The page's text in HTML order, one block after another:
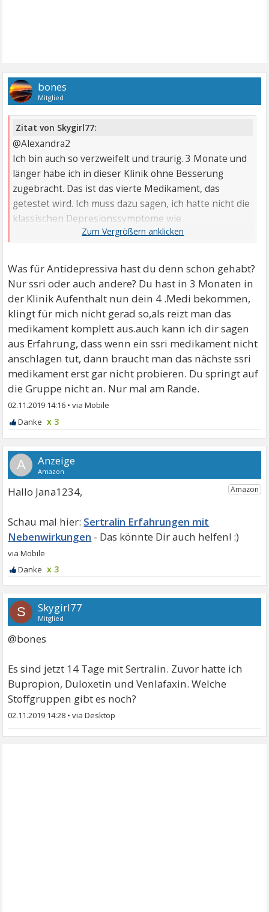
bones
Mitglied
Zitat von Skygirl77:
@Alexandra2
Ich bin auch so verzweifelt und traurig. 3 Monate und
länger habe ich in dieser Klinik ohne Besserung
zugebracht. Das ist das vierte Medikament, das
getestet wird. Ich muss dazu sagen, ich hatte nicht die
klassischen Depresionssymptome wie
Niedergeschlagenheit. Ich war einfach nur wahnsinnig
geht einfach nicht vorwärts. Der Leidensdruck ist
enorm.
Ich hoffe so sehr, dass dieses Gefühl des Neben sich
stehens endlich verschwindet. Empfinde das als so
belastend.
Lg Skygirl
Was für Antidepressiva hast du denn schon gehabt?
Nur ssri oder auch andere? Du hast in 3 Monaten in
der Klinik Aufenthalt nun dein 4 .Medi bekommen,
klingt für mich nicht gerad so,als reizt man das
medikament komplett aus.auch kann ich dir sagen
aus Erfahrung, dass wenn ein ssri medikament nicht
anschlagen tut, dann braucht man das nächste ssri
medikament erst gar nicht probieren. Du springt auf
die Gruppe nicht an. Nur mal am Rande.
02.11.2019 14:16 •
x 3
A
Hallo Jana1234,
Sertralin Erfahrungen mit
Nebenwirkungen
x 3
S Skygirl77
Mitglied
@bones
Es sind jetzt 14 Tage mit Sertralin. Zuvor hatte ich
Bupropion, Duloxetin und Venlafaxin. Welche
Stoffgruppen gibt es noch?
02.11.2019 14:28 •